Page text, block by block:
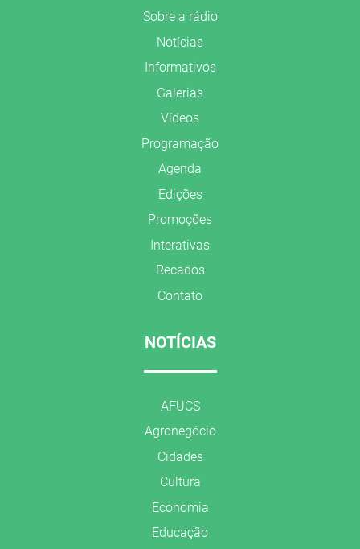
Sobre a rádio
Notícias
Informativos
Galerias
Vídeos
Programação
Agenda
Edições
Promoções
Interativas
Recados
Contato
NOTÍCIAS
AFUCS
Agronegócio
Cidades
Cultura
Economia
Educação